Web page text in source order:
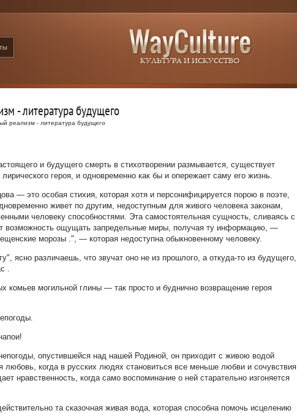
- литература будущего
реализм - литература будущего
и будущего смерть в стихотворении размывается, существует
героя, и одновременно как бы и опережает саму его жизнь.
— это особая стихия, которая хотя и персонифицируется порою в поэте,
живет по другим, недоступным для живого человека законам,
человеку способностями. Эта самостоятельная сущность, сливаясь с
возможность ощущать запредельные миры, получая ту информацию, —
морозы .", — которая недоступна обыкновенному человеку.
ясно различаешь, что звучат оно не из прошлого, а откуда-то из будущего,
.
комьев могильной глины — так просто и буднично возвращение героя
опустившейся над нашей Родиной, он приходит с живою водой
любовь, когда в русских людях становиться все меньше любви и сочувствия
нравственность, когда само воспоминание о ней старательно изгоняется
та сказочная живая вода, которая способна помочь исцелению